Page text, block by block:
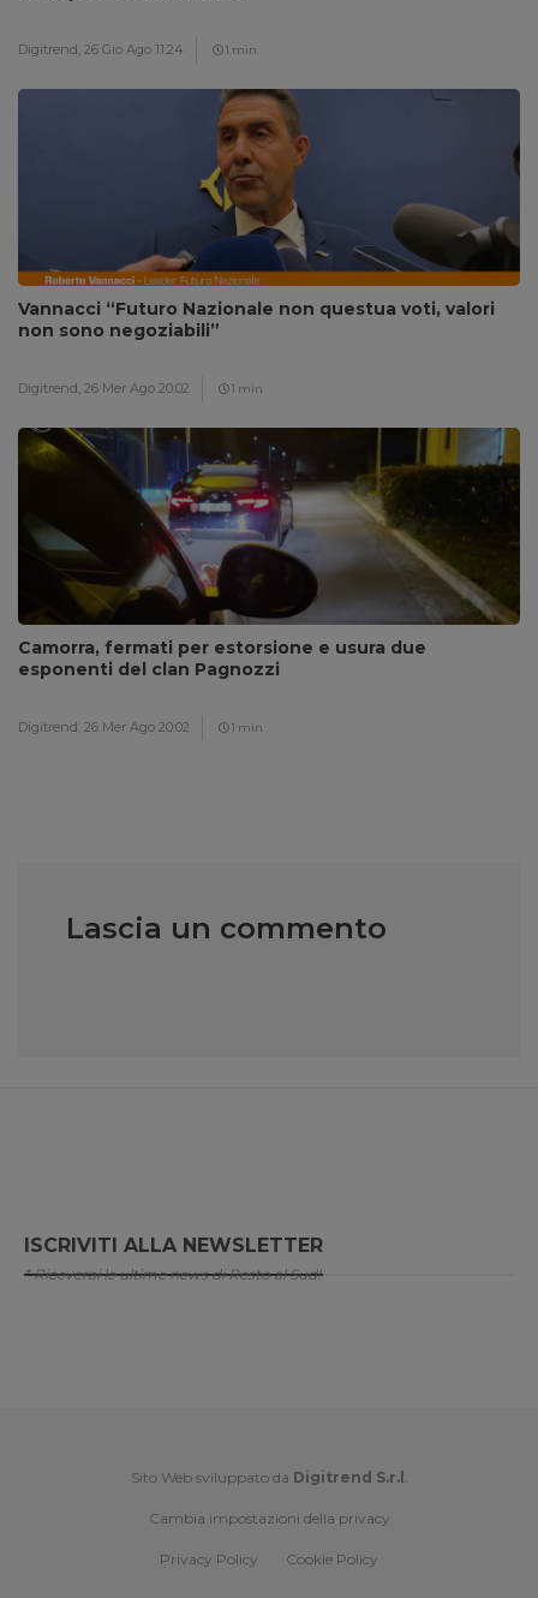
Digitrend, 26 Gio Ago 11:24 1 min
Vannacci “Futuro Nazionale non questua voti, valori
non sono negoziabili”
Digitrend, 26 Mer Ago 20:02 1 min
Camorra, fermati per estorsione e usura due
esponenti del clan Pagnozzi
Digitrend, 26 Mer Ago 20:02 1 min
Lascia un commento
ISCRIVITI ALLA NEWSLETTER
* Riceverai le ultime news di Resto al Sud!
Sito Web sviluppato da Digitrend S.r.l .
Cambia impostazioni della privacy
Privacy Policy Cookie Policy